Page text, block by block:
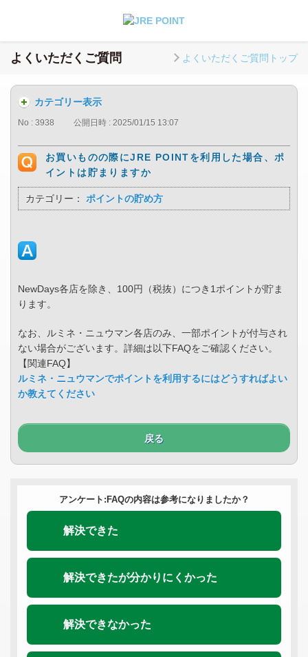
よくいただくご質問 よくいただくご質問トップ
カテゴリー表示
No : 3938 公開日時 : 2025/01/15 13:07
お買いものの際にJRE POINTを利用した場合、ポ
イントは貯まりますか
カテゴリー： ポイントの貯め方
NewDays各店を除き、100円（税抜）につき1ポイントが貯ま
ります。
なお、ルミネ・ニュウマン各店のみ、一部ポイントが付与され
ない場合がございます。詳細は以下FAQをご確認ください。
【関連FAQ】
ルミネ・ニュウマンでポイントを利用するにはどうすればよい
か教えてください
戻る
アンケート:FAQの内容は参考になりましたか？
解決できた
解決できたが分かりにくかった
解決できなかった